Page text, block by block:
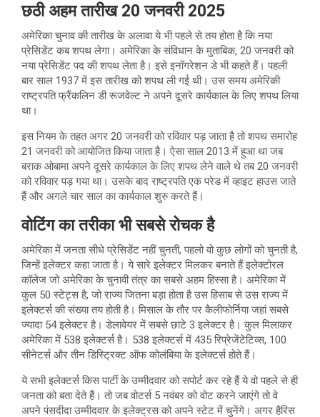
छठी अहम तारीख 20 जनवरी 2025
अमेरिका चुनाव की तारीख के अलावा ये भी पहले से तय होता है कि नया
प्रेसिडेंट कब शपथ लेगा। अमेरिका के संविधान के मुताबिक, 20 जनवरी को
नया प्रेसिडेंट पद की शपथ लेता है। इसे इनॉगरेशन डे भी कहते हैं। पहली
बार साल 1937 में इस तारीख को शपथ ली गई थी। उस समय अमेरिकी
राष्ट्रपति फ्रैंकलिन डी रूजवेल्ट ने अपने दूसरे कार्यकाल के लिए शपथ लिया
था।
इस नियम के तहत अगर 20 जनवरी को रविवार पड़ जाता है तो शपथ समारोह
21 जनवरी को आयोजित किया जाता है। ऐसा साल 2013 में हुआ था जब
बराक ओबामा अपने दूसरे कार्यकाल के लिए शपथ लेने वाले थे तब 20 जनवरी
को रविवार पड़ गया था। उसके बाद राष्ट्रपति एक परेड में व्हाइट हाउस जाते
हैं और अगले चार साल का कार्यकाल शुरु करते हैं।
वोटिंग का तरीका भी सबसे रोचक है
अमेरिका में जनता सीधे प्रेसिडेंट नहीं चुनती, पहलो वो कुछ लोगों को चुनती है,
जिन्हें इलेक्टर कहा जाता है। ये सारे इलेक्टर मिलकर बनाते हैं इलेक्टोरल
कॉलेज जो अमेरिका के चुनावी तंत्र का सबसे अहम हिस्सा है। अमेरिका में
कुल 50 स्टेट्स है, जो राज्य जितना बड़ा होता है उस हिसाब से उस राज्य में
इलेक्टर्स की संख्या तय होती है। मिसाल के तौर पर कैलीफोर्निया जहां सबसे
ज्यादा 54 इलेक्टर है। डेलावेयर में सबसे छाटे 3 इलेक्टर है। कुल मिलाकर
अमेरिका में 538 इलेक्टर्स है। 538 इलेक्टर्स में 435 रिप्रेजेंटेटिव्स, 100
सीनेटर्स और तीन डिस्ट्रिक्ट ऑफ कोलंबिया के इलेक्टर्स होते हैं।
ये सभी इलेक्टर्स किस पार्टी के उम्मीदवार को सपोर्ट कर रहे हैं ये वो पहले से ही
जनता को बता देते हैं। तो जब वोटर्स 5 नवंबर को वोट करने जाएंगे तो वे
अपने पंसदीदा उम्मीदवार के इलेक्ट्रस को अपने स्टेट में चुनेंगे। अगर हैरिस